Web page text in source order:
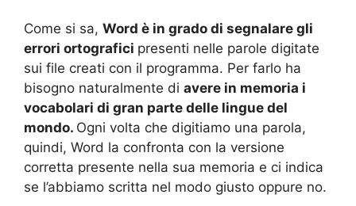
Come si sa, Word è in grado di segnalare gli
errori ortografici presenti nelle parole digitate
sui file creati con il programma. Per farlo ha
bisogno naturalmente di avere in memoria i
vocabolari di gran parte delle lingue del
mondo. Ogni volta che digitiamo una parola,
quindi, Word la confronta con la versione
corretta presente nella sua memoria e ci indica
se l’abbiamo scritta nel modo giusto oppure no.